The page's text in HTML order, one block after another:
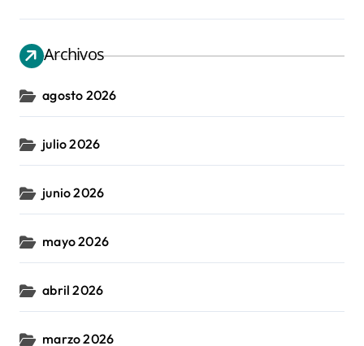
Archivos
agosto 2026
julio 2026
junio 2026
mayo 2026
abril 2026
marzo 2026